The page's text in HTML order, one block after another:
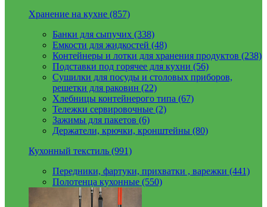
Хранение на кухне (857)
Банки для сыпучих (338)
Емкости для жидкостей (48)
Контейнеры и лотки для хранения продуктов (238)
Подставки под горячее для кухни (56)
Сушилки для посуды и столовых приборов,
решетки для раковин (22)
Хлебницы контейнерого типа (67)
Тележки сервировочные (2)
Зажимы для пакетов (6)
Держатели, крючки, кронштейны (80)
Кухонный текстиль (991)
Передники, фартуки, прихватки , варежки (441)
Полотенца кухонные (550)